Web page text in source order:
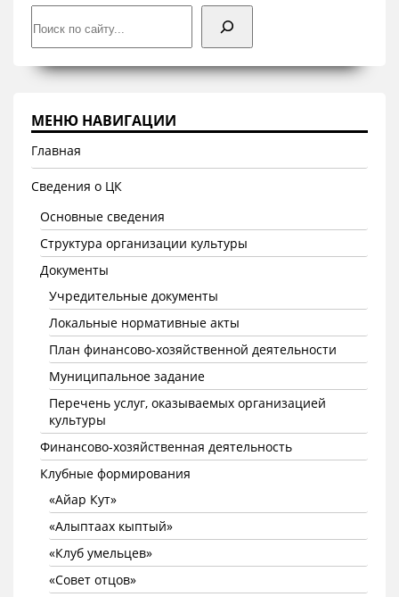
МЕНЮ НАВИГАЦИИ
Главная
Сведения о ЦК
Основные сведения
Структура организации культуры
Документы
Учредительные документы
Локальные нормативные акты
План финансово-хозяйственной деятельности
Муниципальное задание
Перечень услуг, оказываемых организацией
культуры
Финансово-хозяйственная деятельность
Клубные формирования
«Айар Кут»
«Алыптаах кыптый»
«Клуб умельцев»
«Совет отцов»